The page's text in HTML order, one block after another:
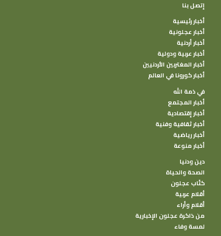
إتصل بنا
أخبار رئيسية
أخبار عجلونية
أخبار أردنية
أخبار عربية ودولية
أخبار المغتربين الأردنيين
أخبار كورونا في العالم
في ذمة الله
أخبار المجتمع
أخبار إقتصادية
أخبار ثقافية وفنية
أخبار رياضية
أخبار منوعة
دين ودنيا
الصحة والحياة
كتًاب عجلون
أقلام عربية
أقلام وأراء
من ذاكرة عجلون الإخبارية
لمسة وفاء